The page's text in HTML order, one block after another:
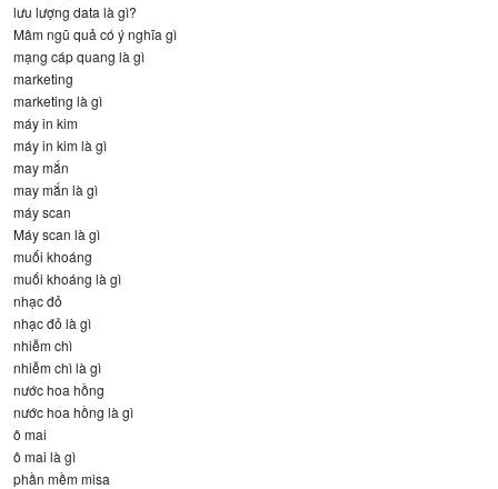
lưu lượng data là gì?
Mâm ngũ quả có ý nghĩa gì
mạng cáp quang là gì
marketing
marketing là gì
máy in kim
máy in kim là gì
may mắn
may mắn là gì
máy scan
Máy scan là gì
muối khoáng
muối khoáng là gì
nhạc đỏ
nhạc đỏ là gì
nhiễm chì
nhiễm chì là gì
nước hoa hồng
nước hoa hồng là gì
ô mai
ô mai là gì
phần mềm misa